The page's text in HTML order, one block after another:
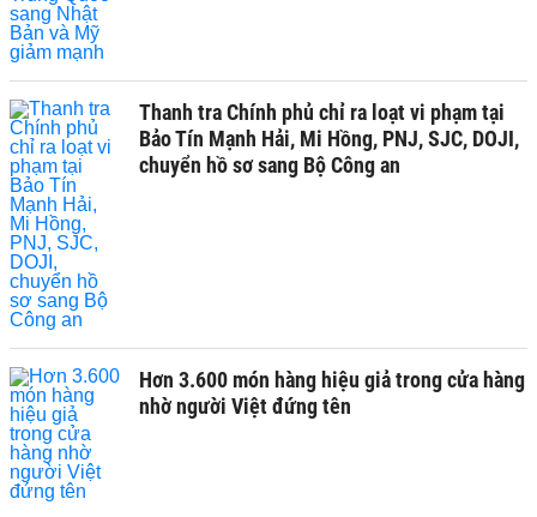
Thanh tra Chính phủ chỉ ra loạt vi phạm tại
Bảo Tín Mạnh Hải, Mi Hồng, PNJ, SJC, DOJI,
chuyển hồ sơ sang Bộ Công an
Hơn 3.600 món hàng hiệu giả trong cửa hàng
nhờ người Việt đứng tên